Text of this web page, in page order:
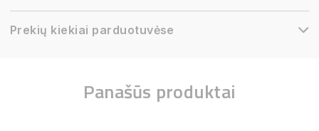
Prekių kiekiai parduotuvėse
Panašūs produktai